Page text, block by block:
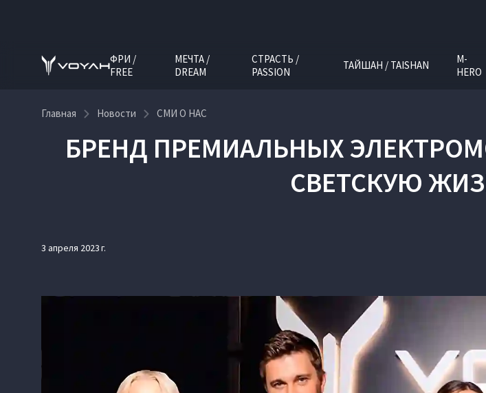
ФРИ /
FREE
МЕЧТА /
DREAM
СТРАСТЬ /
PASSION
ТАЙШАН / TAISHAN
M-
HERO
Главная Новости СМИ О НАС
БРЕНД ПРЕМИАЛЬНЫХ
СВЕТСКУЮ
3 апреля 2023 г.